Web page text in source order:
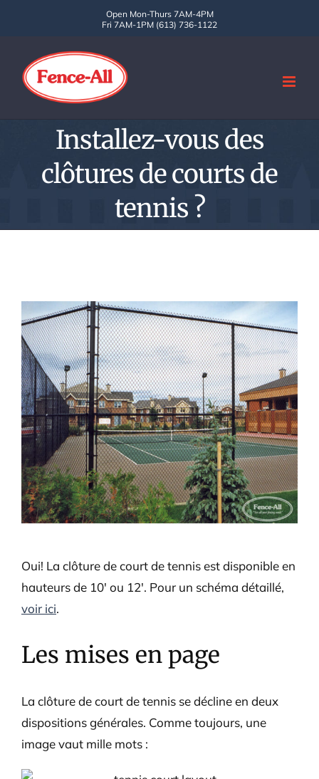
Open Mon-Thurs 7AM-4PM
Fri 7AM-1PM (613) 736-1122
Installez-vous des
clôtures de courts de
tennis ?
View
Larger
Image
Oui! La clôture de court de tennis est disponible en
hauteurs de 10′ ou 12′. Pour un schéma détaillé,
voir ici.
Les mises en page
La clôture de court de tennis se décline en deux
dispositions générales. Comme toujours, une
image vaut mille mots :